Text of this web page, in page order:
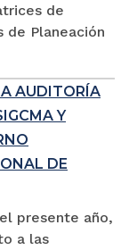
de
de Planeación
AUDITORÍA
Y
DE
presente año,
a las